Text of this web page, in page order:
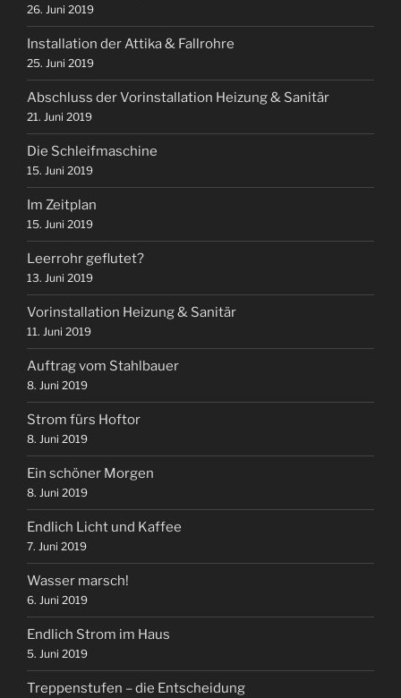
26. Juni 2019
Installation der Attika & Fallrohre
25. Juni 2019
Abschluss der Vorinstallation Heizung & Sanitär
21. Juni 2019
Die Schleifmaschine
15. Juni 2019
Im Zeitplan
15. Juni 2019
Leerrohr geflutet?
13. Juni 2019
Vorinstallation Heizung & Sanitär
11. Juni 2019
Auftrag vom Stahlbauer
8. Juni 2019
Strom fürs Hoftor
8. Juni 2019
Ein schöner Morgen
8. Juni 2019
Endlich Licht und Kaffee
7. Juni 2019
Wasser marsch!
6. Juni 2019
Endlich Strom im Haus
5. Juni 2019
Treppenstufen – die Entscheidung